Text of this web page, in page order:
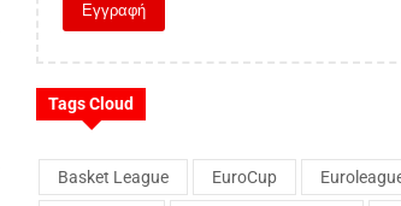
Tags Cloud
Basket League EuroCup